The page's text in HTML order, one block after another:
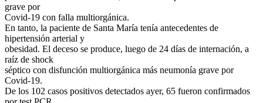
grave por
Covid-19 con falla multiorgánica.
En tanto, la paciente de Santa María tenía antecedentes de
hipertensión arterial y
obesidad. El deceso se produce, luego de 24 días de internación, a
raíz de shock
séptico con disfunción multiorgánica más neumonía grave por
Covid-19.
De los 102 casos positivos detectados ayer, 65 fueron confirmados